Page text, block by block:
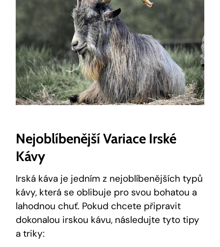
Nejoblíbenější Variace Irské
Kávy
Irská káva je jedním z nejoblíbenějších typů
kávy, která se oblibuje pro svou bohatou a
lahodnou chuť. Pokud chcete připravit
dokonalou irskou kávu, následujte tyto tipy
a triky: